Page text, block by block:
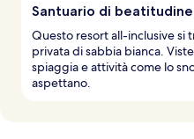
Santuario di beatitudine
Questo resort all-inclusive si
privata di sabbia bianca.
spiaggia e attività come lo
aspettano.